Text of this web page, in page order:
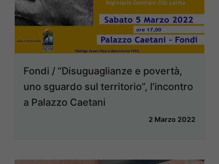
Fondi / “Disuguaglianze e povertà,
uno sguardo sul territorio”, l’incontro
a Palazzo Caetani
2 Marzo 2022